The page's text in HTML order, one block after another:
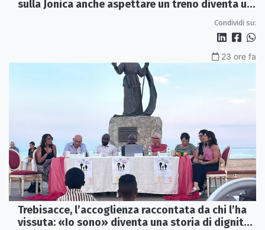
sulla Jonica anche aspettare un treno diventa un
Condividi su:
23 ore fa
Trebisacce, l’accoglienza raccontata da chi l’ha
vissuta: «Io sono» diventa una storia di dignità